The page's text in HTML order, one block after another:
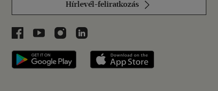
Hírlevél-feliratkozás
Libri a Facebookon
Libri a Youtube-on
Libri az Instagramon
Libri a LinkedInen
Libri applikáció Szerezd meg: Google